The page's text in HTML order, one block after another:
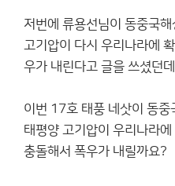
저번에 류용선님이 동중국
고기압이 다시 우리나라에
우가 내린다고 글을 쓰셨던데
이번 17호 태풍 네삿이 동
태평양 고기압이 우리나라
충돌해서 폭우가 내릴까요?